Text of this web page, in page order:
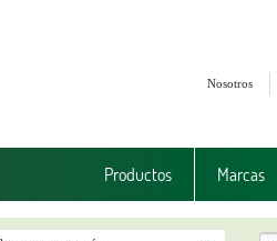
Nosotros
Productos Marcas